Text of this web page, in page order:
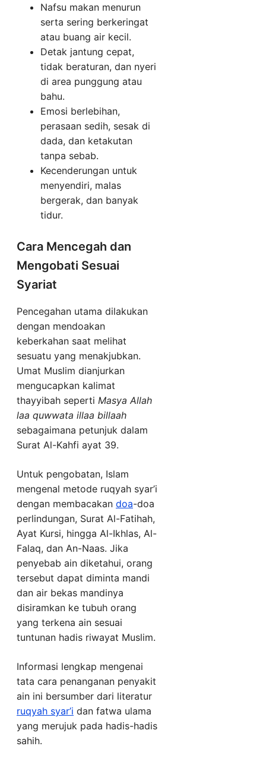
Nafsu makan menurun
serta sering berkeringat
atau buang air kecil.
Detak jantung cepat,
tidak beraturan, dan nyeri
di area punggung atau
bahu.
Emosi berlebihan,
perasaan sedih, sesak di
dada, dan ketakutan
tanpa sebab.
Kecenderungan untuk
menyendiri, malas
bergerak, dan banyak
tidur.
Cara Mencegah dan
Mengobati Sesuai
Syariat
Pencegahan utama dilakukan
dengan mendoakan
keberkahan saat melihat
sesuatu yang menakjubkan.
Umat Muslim dianjurkan
mengucapkan kalimat
thayyibah seperti Masya Allah
laa quwwata illaa billaah
sebagaimana petunjuk dalam
Surat Al-Kahfi ayat 39.
Untuk pengobatan, Islam
mengenal metode ruqyah syar’i
dengan membacakan doa-doa
perlindungan, Surat Al-Fatihah,
Ayat Kursi, hingga Al-Ikhlas, Al-
Falaq, dan An-Naas. Jika
penyebab ain diketahui, orang
tersebut dapat diminta mandi
dan air bekas mandinya
disiramkan ke tubuh orang
yang terkena ain sesuai
tuntunan hadis riwayat Muslim.
Informasi lengkap mengenai
tata cara penanganan penyakit
ain ini bersumber dari literatur
ruqyah syar’i dan fatwa ulama
yang merujuk pada hadis-hadis
sahih.